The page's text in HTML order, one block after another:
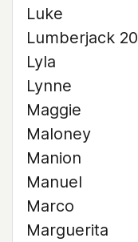
Luke
Lumberjack 20
Lyla
Lynne
Maggie
Maloney
Manion
Manuel
Marco
Marguerita